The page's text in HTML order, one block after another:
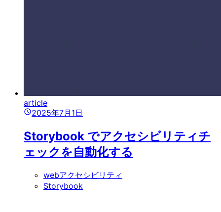
article
2025年7月1日
Storybook でアクセシビリティチ
ェックを自動化する
webアクセシビリティ
Storybook